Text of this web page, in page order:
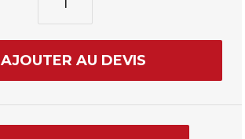
AJOUTER AU DEVIS